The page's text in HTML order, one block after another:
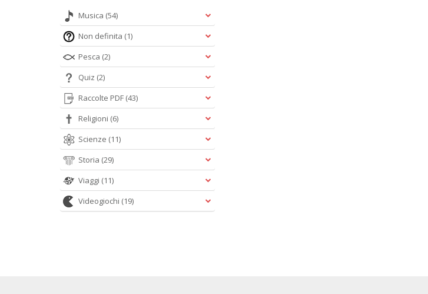
Musica (54)
Non definita (1)
Pesca (2)
Quiz (2)
Raccolte PDF (43)
Religioni (6)
Scienze (11)
Storia (29)
Viaggi (11)
Videogiochi (19)